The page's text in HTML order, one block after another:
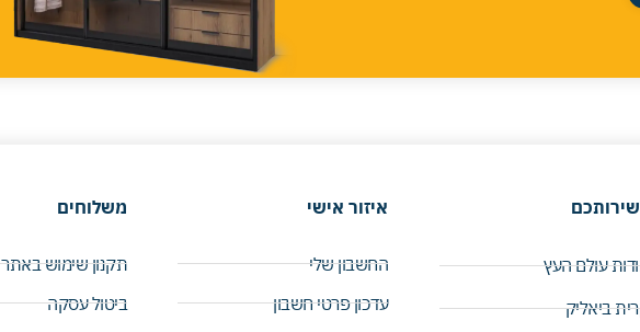
עולם העץ
ביאליק
איזור אישי
החשבון שלי
עדכון פרטי חשבון
משלוחים
תקנון שימוש באתר
ביטול עסקה